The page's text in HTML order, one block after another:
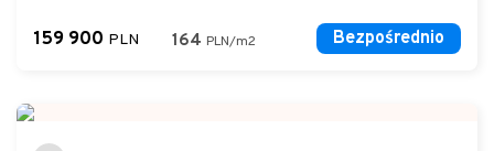
159 900 PLN 164 PLN/m2 Bezpośrednio